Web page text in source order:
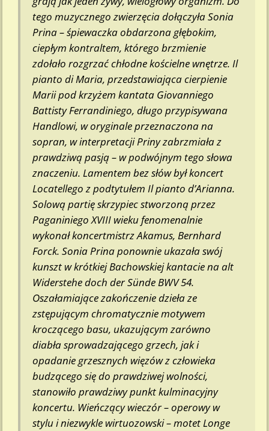
tego muzycznego zwierzęcia dołączyła Sonia
Prina – śpiewaczka obdarzona głębokim,
ciepłym kontraltem, którego brzmienie
zdołało rozgrzać chłodne kościelne wnętrze. Il
pianto di Maria, przedstawiająca cierpienie
Marii pod krzyżem kantata Giovanniego
Battisty Ferrandiniego, długo przypisywana
Handlowi, w oryginale przeznaczona na
sopran, w interpretacji Priny zabrzmiała z
prawdziwą pasją – w podwójnym tego słowa
znaczeniu. Lamentem bez słów był koncert
Locatellego z podtytułem Il pianto d’Arianna.
Solową partię skrzypiec stworzoną przez
Paganiniego XVIII wieku fenomenalnie
wykonał koncertmistrz Akamus, Bernhard
Forck. Sonia Prina ponownie ukazała swój
kunszt w krótkiej Bachowskiej kantacie na alt
Widerstehe doch der Sünde BWV 54.
Oszałamiające zakończenie dzieła ze
zstępującym chromatycznie motywem
kroczącego basu, ukazującym zarówno
diabła sprowadzającego grzech, jak i
opadanie grzesznych więzów z człowieka
budzącego się do prawdziwej wolności,
stanowiło prawdziwy punkt kulminacyjny
koncertu. Wieńczący wieczór – operowy w
stylu i niezwykle wirtuozowski – motet Longe